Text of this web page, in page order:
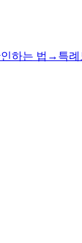
하는 법 →특